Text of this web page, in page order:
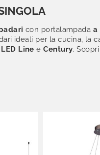
con portalampada a
ideali per lacucina, la
LED Line eCentury.